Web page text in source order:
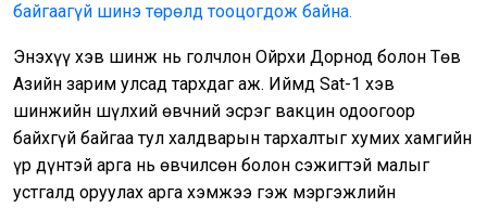
байгаагүй шинэ төрөлд тооцогдож байна.
Энэхүү хэв шинж нь голчлон Ойрхи Дорнод болон Төв
Азийн зарим улсад тархдаг аж. Иймд Sat-1 хэв
шинжийн шүлхий өвчний эсрэг вакцин одоогоор
байхгүй байгаа тул халдварын тархалтыг хумих хамгийн
үр дүнтэй арга нь өвчилсөн болон сэжигтэй малыг
устгалд оруулах арга хэмжээ гэж мэргэжлийн